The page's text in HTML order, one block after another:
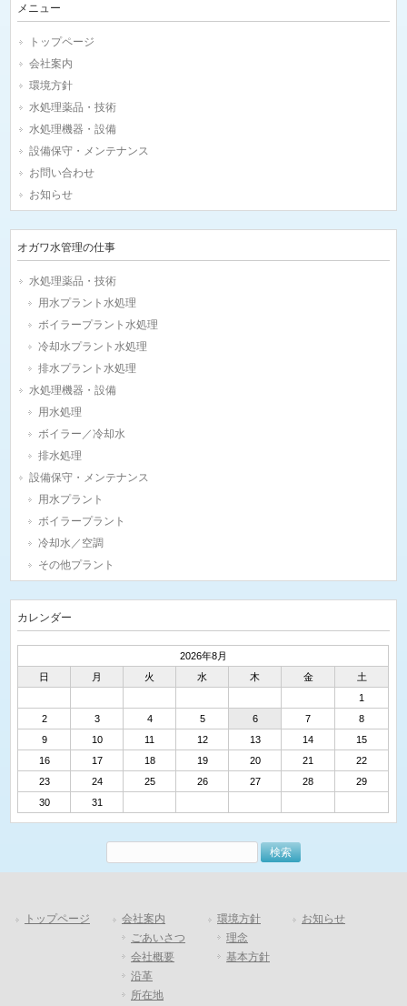
メニュー
トップページ
会社案内
環境方針
水処理薬品・技術
水処理機器・設備
設備保守・メンテナンス
お問い合わせ
お知らせ
オガワ水管理の仕事
水処理薬品・技術
用水プラント水処理
ボイラープラント水処理
冷却水プラント水処理
排水プラント水処理
水処理機器・設備
用水処理
ボイラー／冷却水
排水処理
設備保守・メンテナンス
用水プラント
ボイラープラント
冷却水／空調
その他プラント
カレンダー
2026年8月
日
月 火 水 木 金
土
1
2
3 4 5 6 7
8
9
10 11 12 13 14
15
16
17 18 19 20 21
22
23
24 25 26 27 28
29
30
31
トップページ
会社案内
ごあいさつ
会社概要
沿革
所在地
環境方針
理念
基本方針
お知らせ